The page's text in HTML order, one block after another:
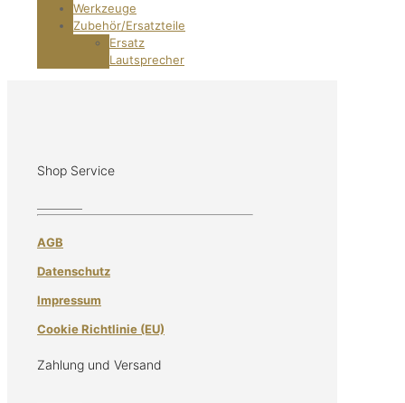
Werkzeuge
Zubehör/Ersatzteile
Ersatz
Lautsprecher
Shop Service
AGB
Datenschutz
Impressum
Cookie Richtlinie (EU)
Zahlung und Versand